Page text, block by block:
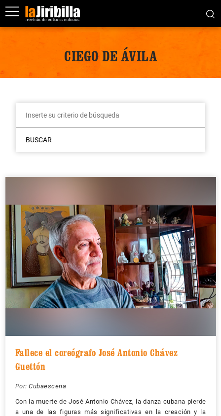
CIEGO DE ÁVILA
BUSCAR
Fallece el coreógrafo José Antonio Chávez
Guettón
Por: Cubaescena
Con la muerte de José Antonio Chávez, la danza cubana pierde
a una de las figuras más significativas en la creación y la